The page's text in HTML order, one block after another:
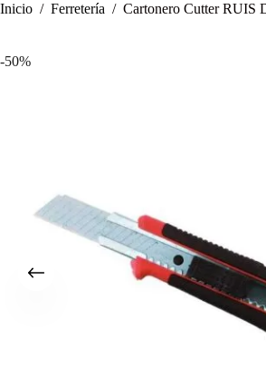
Inicio / Ferretería / Cartonero Cutter RUIS
-50%